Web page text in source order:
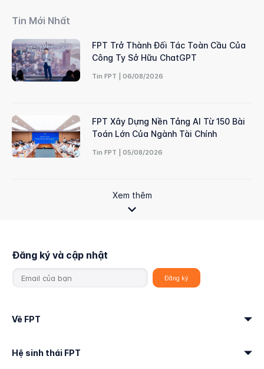
Tin Mới Nhất
FPT Trở Thành Đối Tác Toàn Cầu Của
Công Ty Sở Hữu ChatGPT
Tin FPT | 06/08/2026
FPT Xây Dựng Nền Tảng AI Từ 150 Bài
Toán Lớn Của Ngành Tài Chính
Tin FPT | 05/08/2026
Xem thêm
Đăng ký và cập nhật
Về FPT
Hệ sinh thái FPT